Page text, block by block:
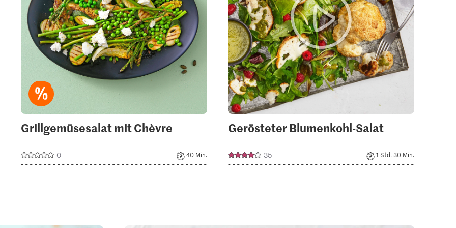
Grillgemüsesalat mit Chèvre
0 40 Min.
Gerösteter Blumenkohl-Salat
35 1 Std. 30 Min.